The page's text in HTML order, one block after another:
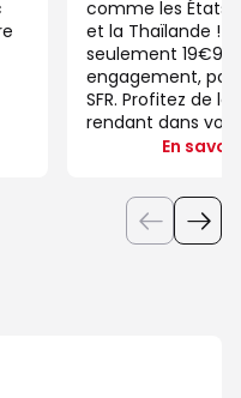
comme les États-
et la Thaïlande !
seulement
engagement,
SFR. Profitez de
rendant dans
En